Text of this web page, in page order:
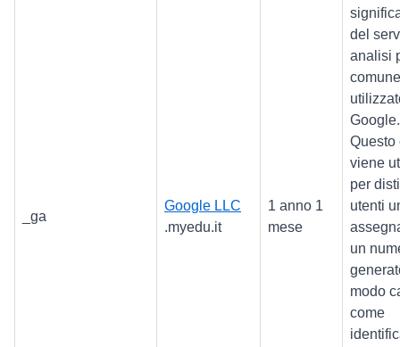
_ga
Google LLC
.myedu.it
1 anno 1
mese
del
analisi
Google.
Questo
viene
per
utenti
un
modo
come